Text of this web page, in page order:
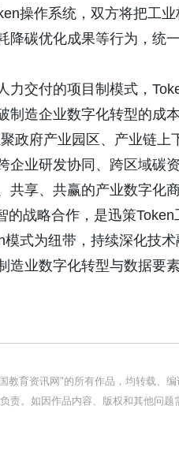
操作系统，双方将把工
降碳优化成果等行为，统
力交付的项目制模式，
制造企业数字化转型的成
政府产业园区、产业链
企业研发协同、跨区域碳
共享、共赢的产业数字化
的战略合作，是迅策
式为纽带，持续深化技
造业数字化转型与数据要
教育资讯网"的所有作品，均转载、
责。如因作品内容、版权和其他问